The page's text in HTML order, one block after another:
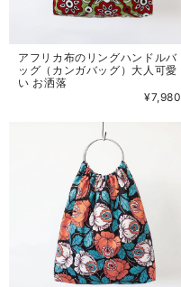
アフリカ布のリングハンドルバ
ッグ（カンガバッグ）大人可愛
い お洒落
¥7,980